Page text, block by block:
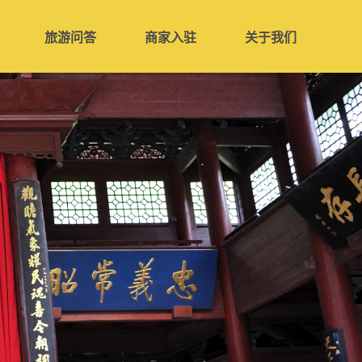
旅游问答 商家入驻 关于我们